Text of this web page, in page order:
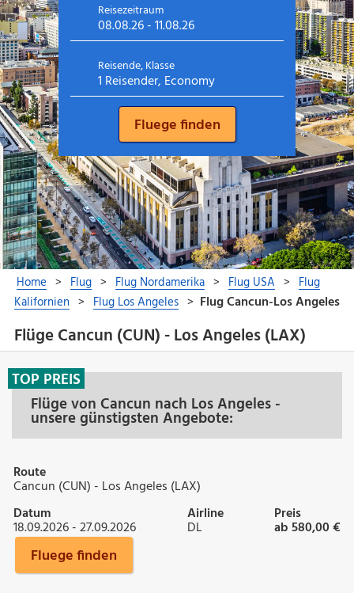
Flüge Cancun (CUN) - Los Angeles (LAX)
Flüge von Cancun nach Los Angeles -
unsere günstigsten Angebote:
TOP PREIS
Route
Cancun (CUN) - Los Angeles (LAX)
Datum
18.09.2026 - 27.09.2026
Airline
DL
Preis
ab 580,00 €
Fluege finden